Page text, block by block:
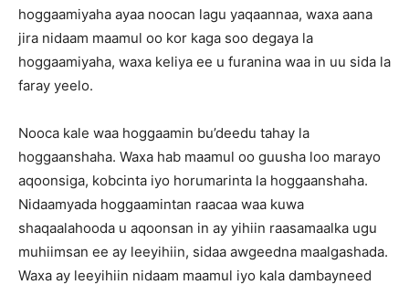
hoggaamiyaha ayaa noocan lagu yaqaannaa, waxa aana
jira nidaam maamul oo kor kaga soo degaya la
hoggaamiyaha, waxa keliya ee u furanina waa in uu sida la
faray yeelo.
Nooca kale waa hoggaamin bu’deedu tahay la
hoggaanshaha. Waxa hab maamul oo guusha loo marayo
aqoonsiga, kobcinta iyo horumarinta la hoggaanshaha.
Nidaamyada hoggaamintan raacaa waa kuwa
shaqaalahooda u aqoonsan in ay yihiin raasamaalka ugu
muhiimsan ee ay leeyihiin, sidaa awgeedna maalgashada.
Waxa ay leeyihiin nidaam maamul iyo kala dambayneed